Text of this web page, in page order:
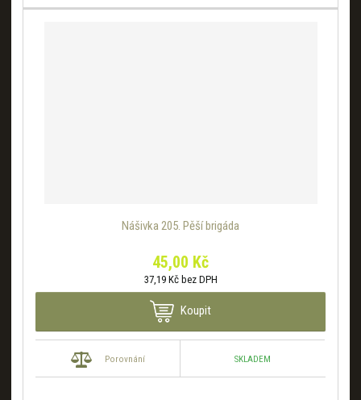
Nášivka 205. Pěší brigáda
45,00 Kč
37,19 Kč bez DPH
Koupit
Porovnání SKLADEM